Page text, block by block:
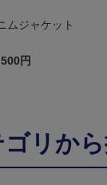
ムジャケット
円
ゴリか